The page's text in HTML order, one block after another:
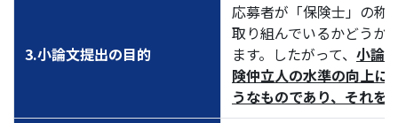
3.小論文提出の目的
応募者が「保険士」の称
取り組んでいるかどうか
ます。したがって、 小論
険仲立人の水準の向上に
うなものであり、それを